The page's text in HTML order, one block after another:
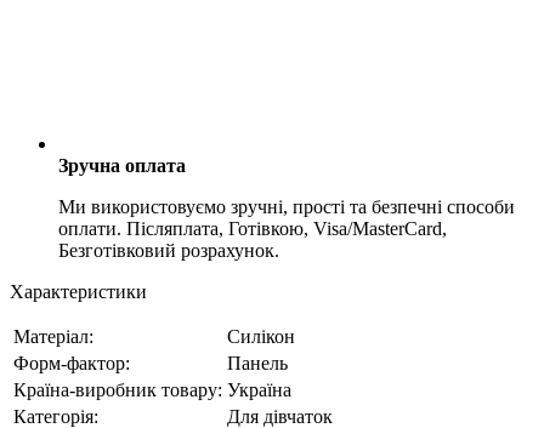
Зручна оплата
Ми використовуємо зручні, прості та безпечні способи
оплати. Післяплата, Готівкою, Visa/MasterCard,
Безготівковий розрахунок.
Характеристики
Матеріал:
Силікон
Форм-фактор:
Панель
Країна-виробник товару: Україна
Категорія:
Для дівчаток